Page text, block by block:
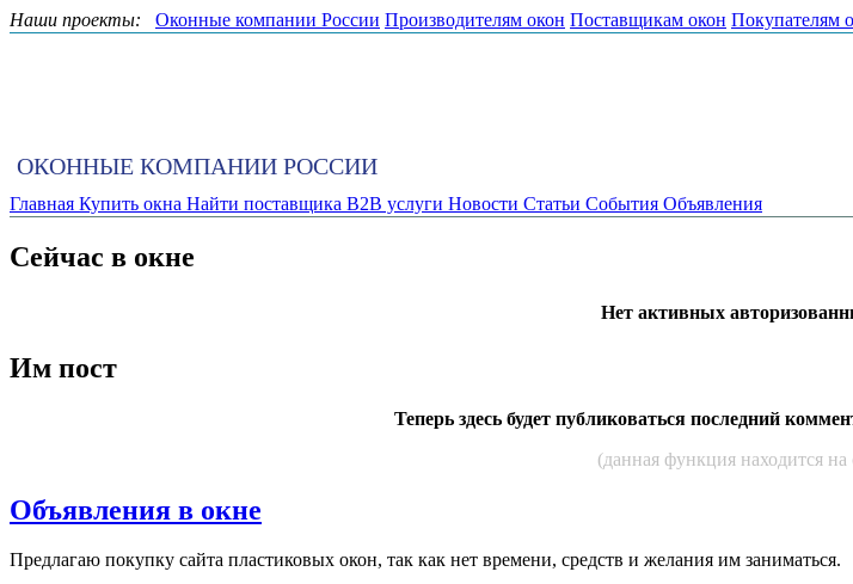
Наши проекты: Оконные компании России Производителям окон Поставщикам окон Покупателям
ОКОННЫЕ КОМПАНИИ РОССИИ
Главная Купить окна Найти поставщика B2B услуги Новости Статьи События Объявления
Сейчас в окне
Нет активных
Им пост
Теперь здесь будет публиковаться последний
(данная функция находится на
Объявления в окне
Пред­ла­гаю по­куп­ку сай­та плас­ти­ковых окон, так как нет вре­мени, средств и же­лания им за­нимать­ся.